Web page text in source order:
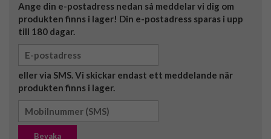
Ange din e-postadress nedan så meddelar vi dig om
produkten finns i lager! Din e-postadress sparas i upp
till 180 dagar.
eller via SMS. Vi skickar endast ett meddelande när
produkten finns i lager.
Bevaka